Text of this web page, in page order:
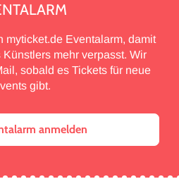
myticket.de Eventalarm, damit
mehr verpasst. Wir
sobald es Tickets für neue
gibt.
anmelden